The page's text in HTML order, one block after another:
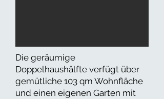
Die geräumige
Doppelhaushälfte verfügt über
gemütliche 103 qm Wohnfläche
und einen eigenen Garten mit